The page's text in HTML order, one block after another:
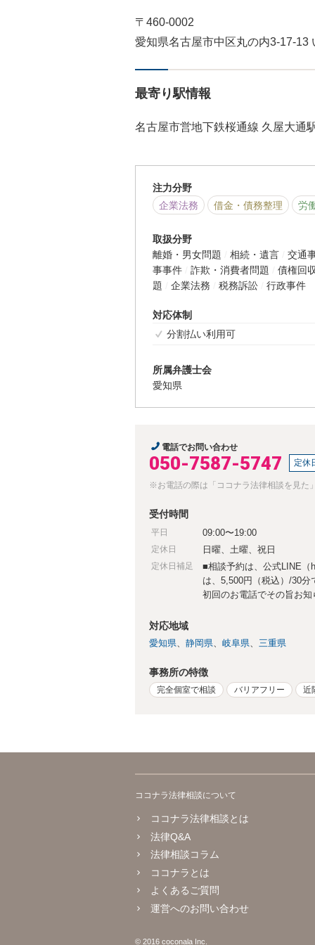
〒460-0002
愛知県名古屋市中区丸の内3-17-13
最寄り駅情報
名古屋市営地下鉄桜通線 久屋大通
注力分野
企業法務
借金・債務整理 労
取扱分野
離婚・男女問題
相続・遺言
交通
事事件
詐欺・消費者問題
債権回
題
企業法務 税務訴訟 行政事件
対応体制
分割払い利用可
所属弁護士会
愛知県
電話でお問い合わせ
050-7587-5747 定休
※お電話の際は「ココナラ法律相談を見た
受付時間
平日 09:00〜19:00
定休日 日曜、土曜、祝日
定休日補足
■相談予約は、公式LINE
は、5,500円（税込）/30
初回のお電話でその旨お
対応地域
愛知県 静岡県 岐阜県 三重県
事務所の特徴
完全個室で相談 バリアフリー 近
ココナラ法律相談について
ココナラ法律相談とは
法律Q&A
法律相談コラム
ココナラとは
よくあるご質問
運営へのお問い合わせ
© 2016 coconala Inc.